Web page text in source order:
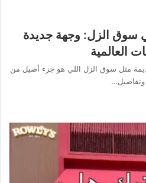
سوق الزل: وجهة جديدة
العالمية
مثل سوق الزل اللي هو جزء أصيل من
وتفاصيل…